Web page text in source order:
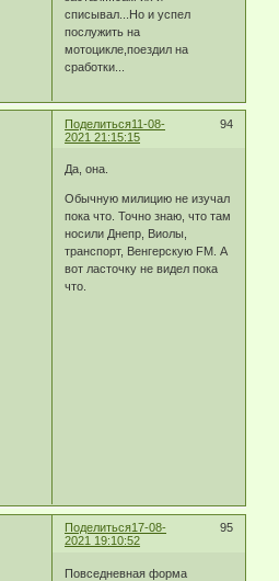
списывал...Но и успел
послужить на
мотоцикле,поездил на
сработки...
Поделиться 94
11-08-
2021 21:15:15
Да, она.
Обычную милицию не изучал
пока что. Точно знаю, что там
носили Днепр, Виолы,
транспорт, Венгерскую FM. А
вот ласточку не видел пока
что.
Поделиться 95
17-08-
2021 19:10:52
Повседневная форма